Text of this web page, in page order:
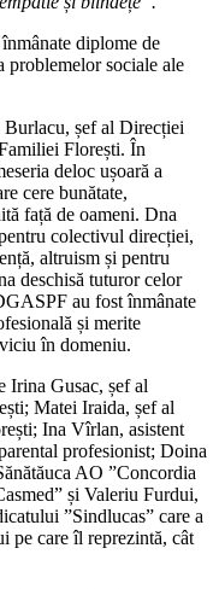
diplome de
problemelor sociale ale
șef al Direcției
Florești. În
deloc ușoară a
cere bunătate,
față de oameni. Dna
colectivul direcției,
altruism și pentru
deschisă tuturor celor
au fost înmânate
și merite
în domeniu.
Irina Gusac, șef al
Matei Iraida, șef al
Ina Vîrlan, asistent
profesionist; Doina
AO ”Concordia
și Valeriu Furdui,
”Sindlucas” care a
pe care îl reprezintă, cât